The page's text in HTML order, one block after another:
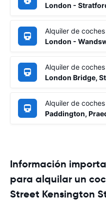
London -
Alquiler de coches
London -
Alquiler de coches
London Bridge,
Alquiler de coches
Paddington,
Información
para alquilar un
Street Kensington